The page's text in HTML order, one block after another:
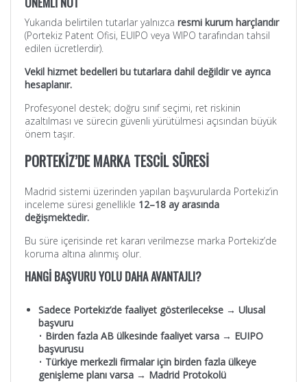
Yukarıda belirtilen tutarlar yalnızca resmi kurum harçlarıdır
(Portekiz Patent Ofisi, EUIPO veya WIPO tarafından tahsil
edilen ücretlerdir).
Vekil hizmet bedelleri bu tutarlara dahil değildir ve ayrıca
hesaplanır.
Profesyonel destek; doğru sınıf seçimi, ret riskinin
azaltılması ve sürecin güvenli yürütülmesi açısından büyük
önem taşır.
PORTEKİZ’DE MARKA TESCİL SÜRESİ
Madrid sistemi üzerinden yapılan başvurularda Portekiz’in
inceleme süresi genellikle 12–18 ay arasında
değişmektedir.
Bu süre içerisinde ret kararı verilmezse marka Portekiz’de
koruma altına alınmış olur.
HANGİ BAŞVURU YOLU DAHA AVANTAJLI?
Sadece Portekiz’de faaliyet gösterilecekse → Ulusal
başvuru
• Birden fazla AB ülkesinde faaliyet varsa → EUIPO
başvurusu
• Türkiye merkezli firmalar için birden fazla ülkeye
genişleme planı varsa → Madrid Protokolü